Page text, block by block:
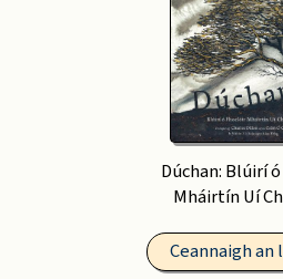
Dúchan: Blúirí
Mháirtín Uí
Ceannaigh an